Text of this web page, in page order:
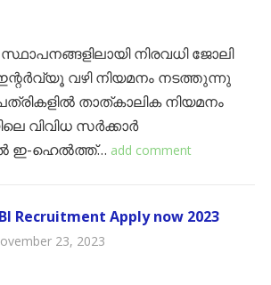
നിരവധി ജോലി
വഴി നിയമനം നടത്തുന്നു
താത്കാലിക നിയമനം
വിവിധ സർക്കാർ
ഇ-ഹെൽത്ത്… add comment
Recruitment Apply now 2023
23, 2023